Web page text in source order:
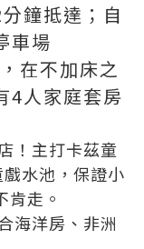
鐘抵達；自
車場
在不加床之
4人家庭套房
！主打卡茲童
水池，保證小
走。
海洋房、非洲